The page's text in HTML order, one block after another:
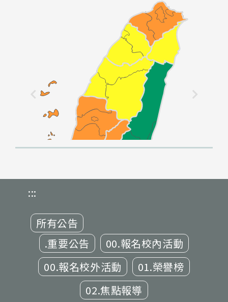
:::
所有公告
.重要公告
00.報名校內活動
00.報名校外活動
01.榮譽榜
02.焦點報導